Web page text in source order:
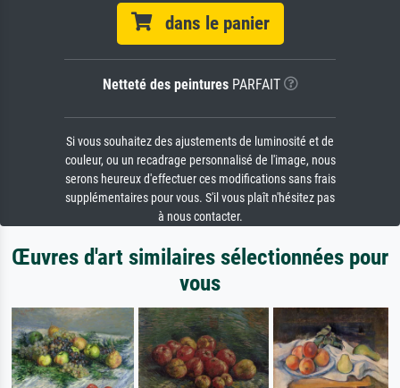
dans le panier
Netteté des peinturesPARFAIT
Si vous souhaitez des ajustements de luminosité et de
couleur, ou un recadrage personnalisé de l'image, nous
serons heureux d'effectuer ces modifications sans frais
supplémentaires pour vous. S'il vous plaît n'hésitez pas
à nous contacter.
Œuvres d'art similaires sélectionnées pour
vous